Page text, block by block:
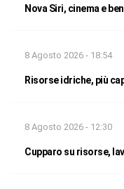
Nova Siri, cinema e
8 Agosto 2026 - 18:54
Risorse idriche, più
8 Agosto 2026 - 12:30
Cupparo su risorse,